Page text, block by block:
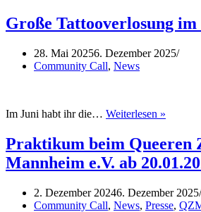
Große Tattooverlosung
28. Mai 20256. Dezember 2025
Community Call, News
Im Juni habt ihr die… Weiterlesen »
Juni!
Praktikum beim Queeren
Mannheim e.V. ab
2. Dezember 20246. Dezember 2025
Community Call, News, Presse,